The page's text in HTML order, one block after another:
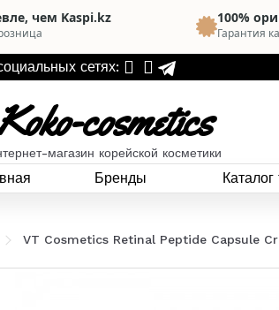
чем Kaspi.kz 100%
Гарантия
сетях:
cosmetics
магазин корейской косметики
Бренды
VT Cosmetics Retinal Peptide Capsule